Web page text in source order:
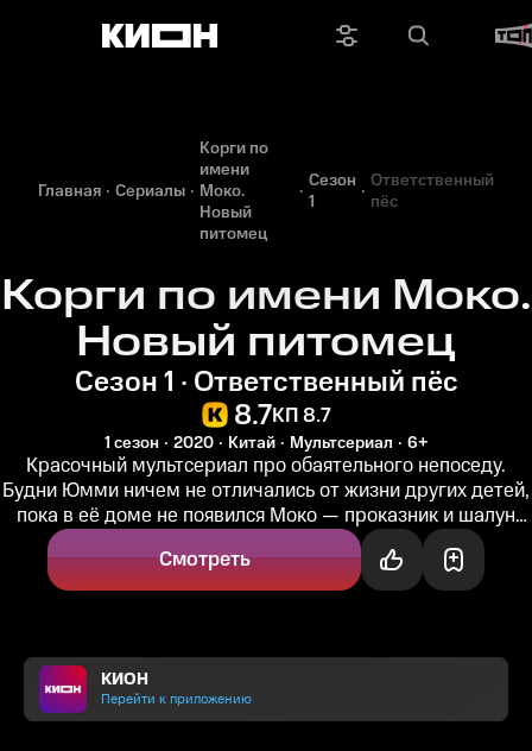
Главная Сериалы
Корги по
имени
Моко.
Новый
питомец
Сезон
1
Ответственный
пёс
Корги по имени Моко.
Новый питомец
Сезон 1 · Ответственный пёс
8.7КП 8.7
1 сезон 2020 Китай Мультсериал 6+
Красочный мультсериал про обаятельного непоседу.
Будни Юмми ничем не отличались от жизни других детей,
пока в её доме не появился Моко — проказник и шалун
породы корги. Перед...
Смотреть
КИОН
Перейти к приложению